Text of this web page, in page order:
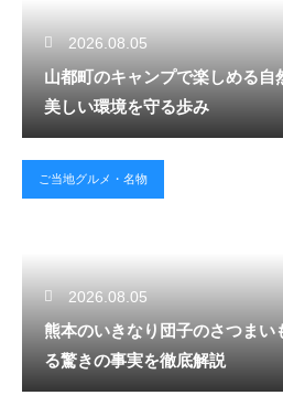
2026.08.05
山都町のキャンプで楽しめる自
美しい環境を守る歩み
ご当地グルメ・名物
2026.08.05
熊本のいきなり団子のさつまい
る驚きの事実を徹底解説